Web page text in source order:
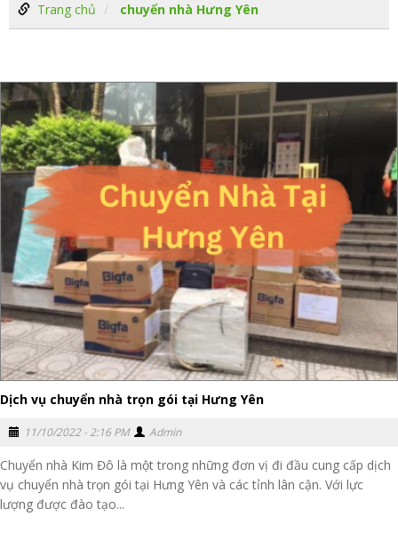
Trang chủ chuyển nhà Hưng Yên
Dịch vụ chuyển nhà trọn gói tại Hưng Yên
11/10/2022 - 2:16 PM Admin
Chuyển nhà Kim Đô là một trong những đơn vị đi đầu cung cấp dịch
vụ chuyển nhà trọn gói tại Hưng Yên và các tỉnh lân cận. Với lực
lượng được đào tạo...